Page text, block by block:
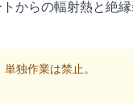
からの輻射熱と絶
独作業は禁止。